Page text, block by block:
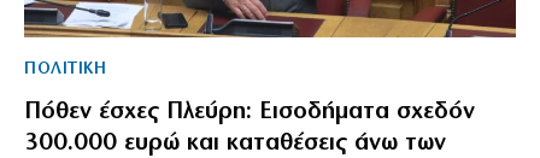
ΠΟΛΙΤΙΚΗ
Πόθεν έσχες Πλεύρη: Εισοδήματα σχεδόν
300.000 ευρώ και καταθέσεις άνω των